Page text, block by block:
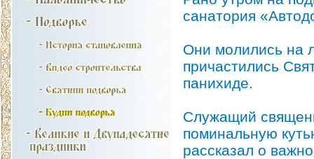
санатория
Они молились на
причастились
панихиде.
Служащий
поминальную
рассказал о